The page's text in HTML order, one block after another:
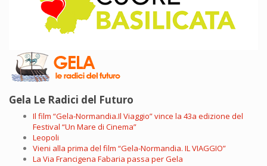
Gela Le Radici del Futuro
Il film “Gela-Normandia.Il Viaggio” vince la 43a edizione del
Festival “Un Mare di Cinema”
Leopoli
Vieni alla prima del film “Gela-Normandia. IL VIAGGIO”
La Via Francigena Fabaria passa per Gela